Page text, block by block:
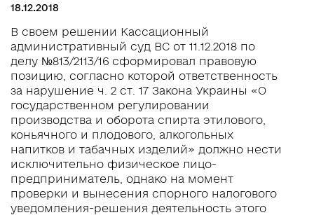
+38 048 784 88 88
UARUEN
18.12.2018
В своем решении Кассационный
административный суд ВС от 11.12.2018 по
делу №813/2113/16 сформировал правовую
позицию, согласно которой ответственность
за нарушение ч. 2 ст. 17 Закона Украины «О
государственном регулировании
производства и оборота спирта этилового,
коньячного и плодового, алкогольных
напитков и табачных изделий» должно нести
исключительно физическое лицо-
предприниматель, однако на момент
проверки и вынесения спорного налогового
уведомления-решения деятельность этого